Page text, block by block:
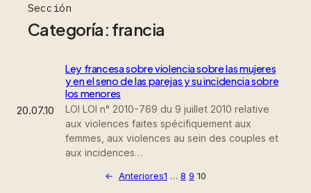
Sección
Categoría: francia
20.07.10
Ley francesa sobre violencia sobre las mujeres
y en el seno de las parejas y su incidencia sobre
los menores
LOI LOI n° 2010-769 du 9 juillet 2010 relative
aux violences faites spécifiquement aux
femmes, aux violences au sein des couples et
aux incidences…
← Anteriores1 … 8 9 10